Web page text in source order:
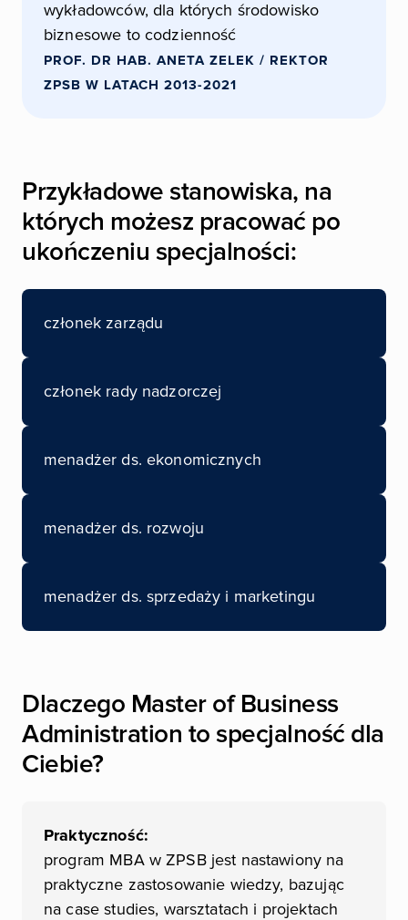
wykładowców, dla których środowisko
biznesowe to codzienność
PROF. DR HAB. ANETA ZELEK / REKTOR
ZPSB W LATACH 2013-2021
Przykładowe stanowiska, na
których możesz pracować po
ukończeniu specjalności:
członek zarządu
członek rady nadzorczej
menadżer ds. ekonomicznych
menadżer ds. rozwoju
menadżer ds. sprzedaży i marketingu
Dlaczego Master of Business
Administration to specjalność dla
Ciebie?
Praktyczność:
program MBA w ZPSB jest nastawiony na
praktyczne zastosowanie wiedzy, bazując
na case studies, warsztatach i projektach